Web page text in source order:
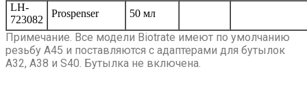
LH-
723082
Prospenser 50 мл
Примечание. Все модели Biotrate имеют по умолчанию
резьбу A45 и поставляются с адаптерами для бутылок
A32, A38 и S40. Бутылка не включена.